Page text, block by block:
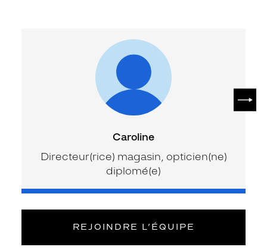
Caroline
Directeur(rice) magasin, opticien(ne)
diplomé(e)
REJOINDRE L’ÉQUIPE